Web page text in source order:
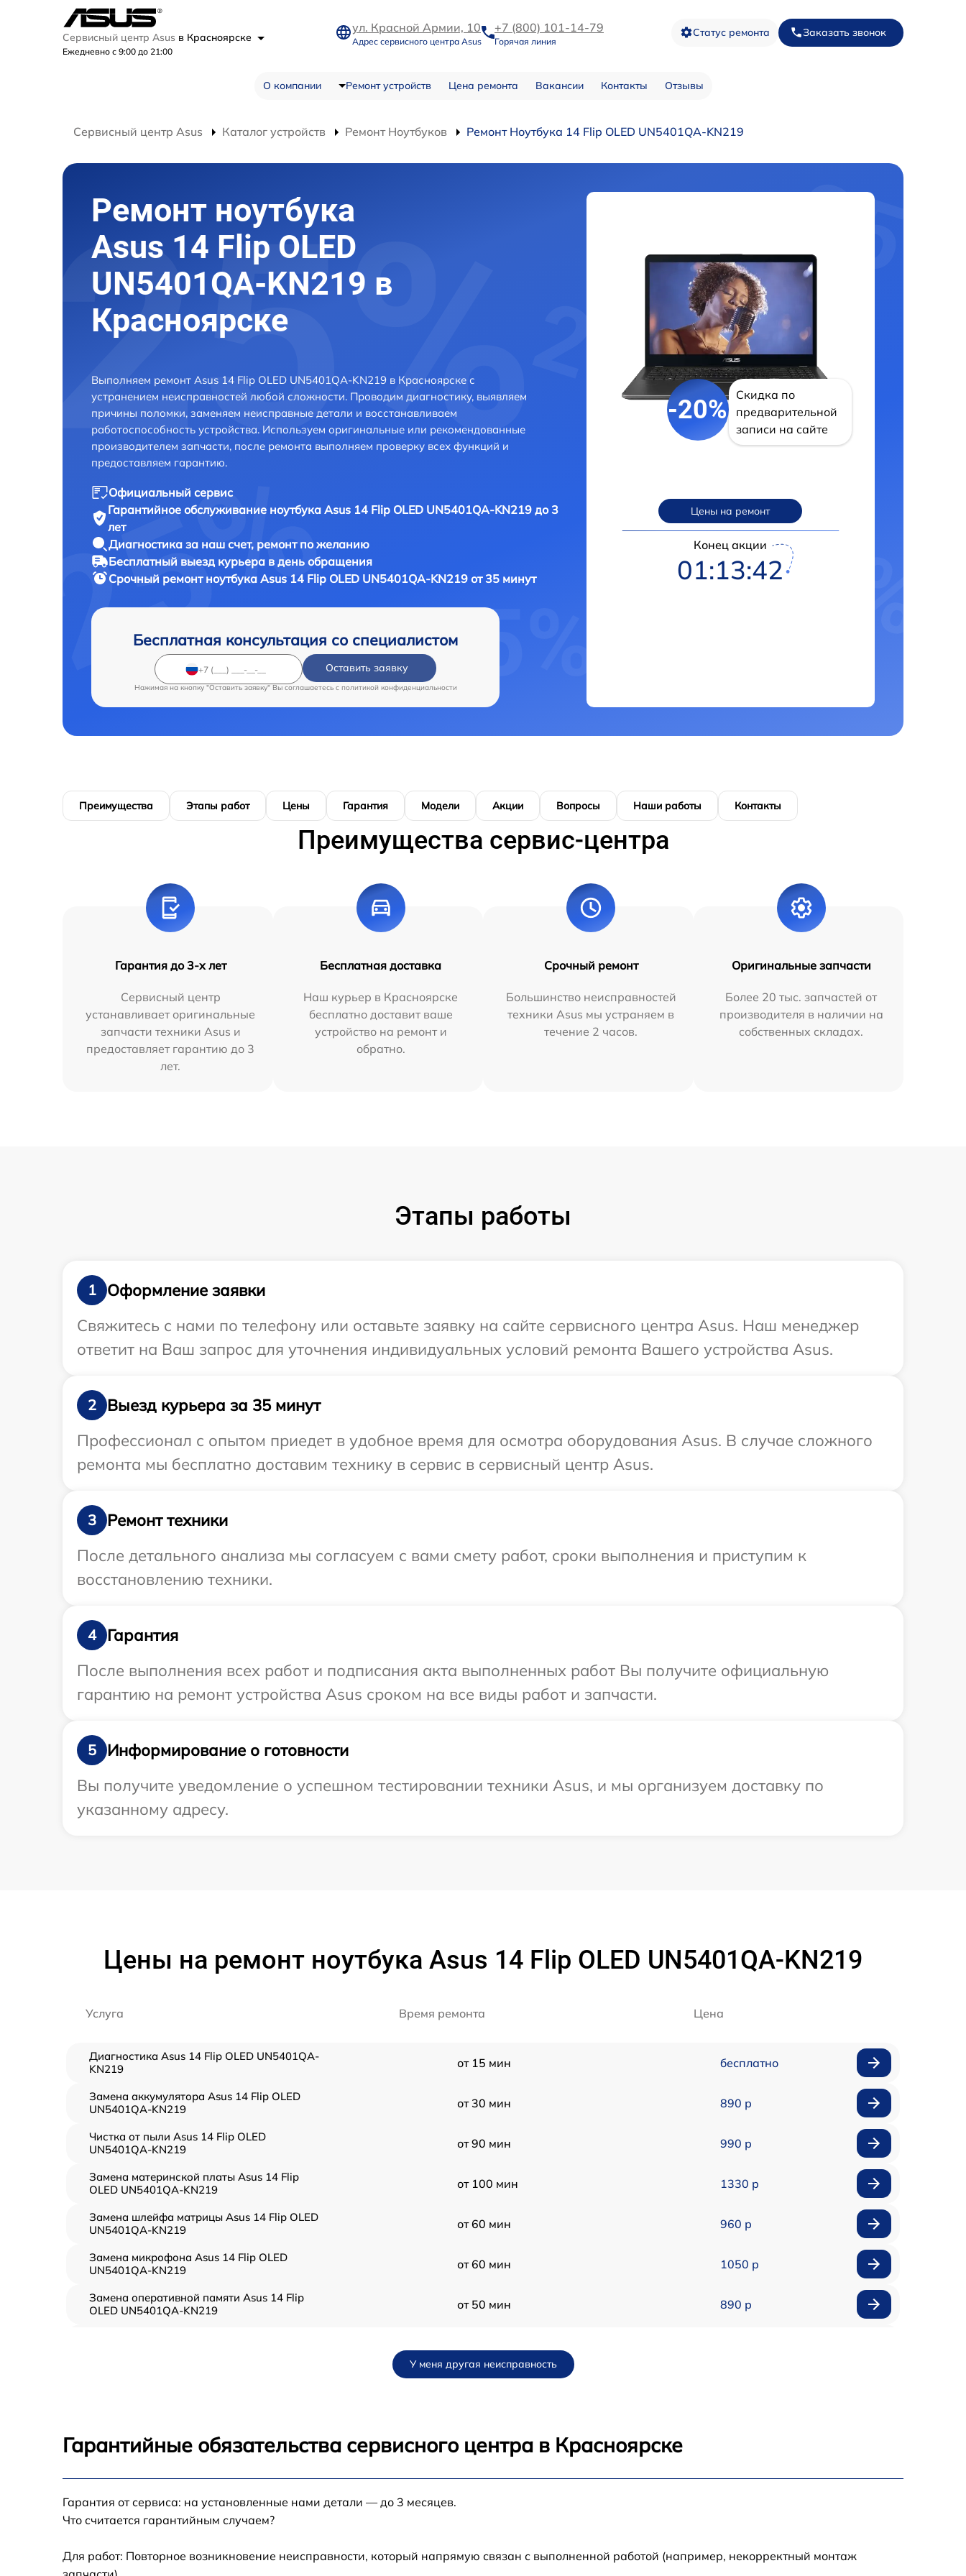
Сервисный центр Asus в Красноярске
Ежедневно с 9:00 до 21:00
ул. Красной Армии, 10
Адрес сервисного центра Asus
+7 (800) 101-14-79
Горячая линия
Статус ремонта Заказать звонок
О компании Ремонт устройств Цена ремонта Вакансии Контакты Отзывы
Сервисный центр Asus Каталог устройств Ремонт Ноутбуков Ремонт Ноутбука 14 Flip OLED UN5401QA-KN219
Ремонт ноутбука
Asus 14 Flip OLED
UN5401QA-KN219 в
Красноярске
Выполняем ремонт Asus 14 Flip OLED UN5401QA-KN219 в Красноярске с
устранением неисправностей любой сложности. Проводим диагностику, выявляем
причины поломки, заменяем неисправные детали и восстанавливаем
работоспособность устройства. Используем оригинальные или рекомендованные
производителем запчасти, после ремонта выполняем проверку всех функций и
предоставляем гарантию.
Официальный сервис
Гарантийное обслуживание ноутбука Asus 14 Flip OLED UN5401QA-KN219 до 3
лет
Диагностика за наш счет, ремонт по желанию
Бесплатный выезд курьера в день обращения
Срочный ремонт ноутбука Asus 14 Flip OLED UN5401QA-KN219 от 35 минут
Бесплатная консультация со специалистом
Оставить заявку
Нажимая на кнопку "Оставить заявку" Вы соглашаетесь c политикой конфиденциальности
-20%
Скидка по
предварительной
записи на сайте
Цены на ремонт
Конец акции
01:13:41
Преимущества Этапы работ Цены Гарантия Модели Акции Вопросы Наши работы Контакты
Преимущества сервис-центра
Гарантия до 3-х лет
Сервисный центр
устанавливает оригинальные
запчасти техники Asus и
предоставляет гарантию до 3
лет.
Бесплатная доставка
Наш курьер в Красноярске
бесплатно доставит ваше
устройство на ремонт и
обратно.
Срочный ремонт
Большинство неисправностей
техники Asus мы устраняем в
течение 2 часов.
Оригинальные запчасти
Более 20 тыс. запчастей от
производителя в наличии на
собственных складах.
Этапы работы
1
Оформление заявки
Свяжитесь с нами по телефону или оставьте заявку на сайте сервисного центра Asus. Наш менеджер
ответит на Ваш запрос для уточнения индивидуальных условий ремонта Вашего устройства Asus.
2
Выезд курьера за 35 минут
Профессионал с опытом приедет в удобное время для осмотра оборудования Asus. В случае сложного
ремонта мы бесплатно доставим технику в сервис в сервисный центр Asus.
3
Ремонт техники
После детального анализа мы согласуем с вами смету работ, сроки выполнения и приступим к
восстановлению техники.
4
Гарантия
После выполнения всех работ и подписания акта выполненных работ Вы получите официальную
гарантию на ремонт устройства Asus сроком на все виды работ и запчасти.
5
Информирование о готовности
Вы получите уведомление о успешном тестировании техники Asus, и мы организуем доставку по
указанному адресу.
Цены на ремонт ноутбука Asus 14 Flip OLED UN5401QA-KN219
Услуга Время ремонта Цена
Диагностика Asus 14 Flip OLED UN5401QA-
KN219
от 15 мин бесплатно
Замена аккумулятора Asus 14 Flip OLED
UN5401QA-KN219
от 30 мин 890 р
Чистка от пыли Asus 14 Flip OLED
UN5401QA-KN219
от 90 мин 990 р
Замена материнской платы Asus 14 Flip
OLED UN5401QA-KN219
от 100 мин 1330 р
Замена шлейфа матрицы Asus 14 Flip OLED
UN5401QA-KN219
от 60 мин 960 р
Замена микрофона Asus 14 Flip OLED
UN5401QA-KN219
от 60 мин 1050 р
Замена оперативной памяти Asus 14 Flip
OLED UN5401QA-KN219
от 50 мин 890 р
Замена экрана Asus 14 Flip OLED
UN5401QA-KN219
UN5401QA-KN219
У меня другая неисправность
Гарантийные обязательства сервисного центра в Красноярске
Гарантия от сервиса: на установленные нами детали — до 3 месяцев.
Что считается гарантийным случаем?
Для работ: Повторное возникновение неисправности, который напрямую связан с выполненной работой (например, некорректный монтаж